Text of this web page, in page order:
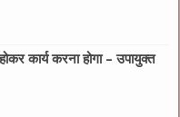
कार्य करना होगा – उपायुक्त